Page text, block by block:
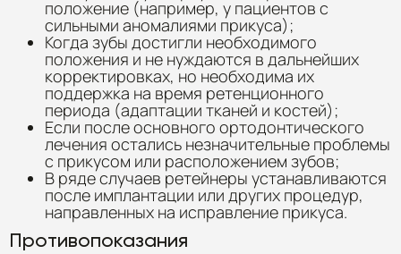
положение (например, у пациентов с
сильными аномалиями прикуса);
Когда зубы достигли необходимого
положения и не нуждаются в дальнейших
корректировках, но необходима их
поддержка на время ретенционного
периода (адаптации тканей и костей);
Если после основного ортодонтического
лечения остались незначительные проблемы
с прикусом или расположением зубов;
В ряде случаев ретейнеры устанавливаются
после имплантации или других процедур,
направленных на исправление прикуса.
Противопоказания